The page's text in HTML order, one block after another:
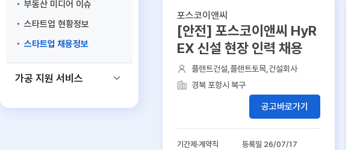
부동산 미디어 이슈
스타트업 현황정보
스타트업 채용정보
가공 지원 서비스
포스코이앤씨
[안전] 포스코이앤씨 HyR
EX 신설 현장 인력 채용
플랜트건설,플랜트토목,건설회사
경북 포항시 북구
공고바로가기
기간제·계약직 등록일 26/07/17